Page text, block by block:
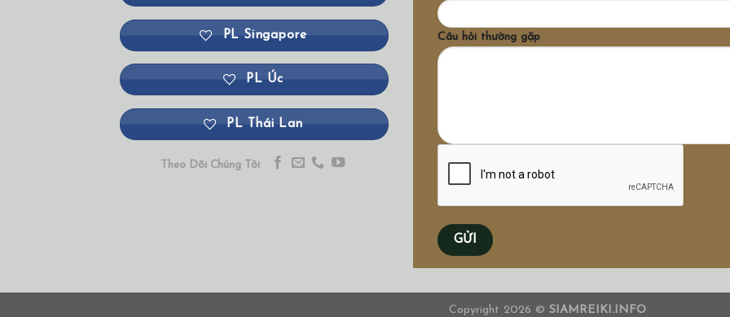
PL Singapore
PL Úc
PL Thái Lan
Theo Dõi Chúng Tôi
Câu hỏi thường gặp
Copyright 2026 © SIAMREIKI.INFO